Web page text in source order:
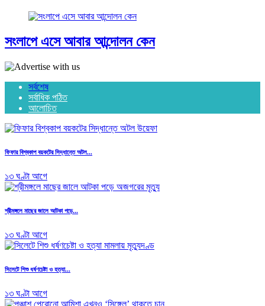
সংলাপে এসে আবার আন্দোলন কেন
সর্বশেষ
সর্বাধিক পঠিত
আলোচিত
ফিফার বিশ্বকাপ বয়কটের সিদ্ধান্তে অটল...
১৩ ঘণ্টা আগে
শ্রীমঙ্গলে মাছের জালে আটকা পড়ে...
১৩ ঘণ্টা আগে
সিলেটে শিশু ধর্ষণচেষ্টা ও হত্যা...
১৩ ঘণ্টা আগে